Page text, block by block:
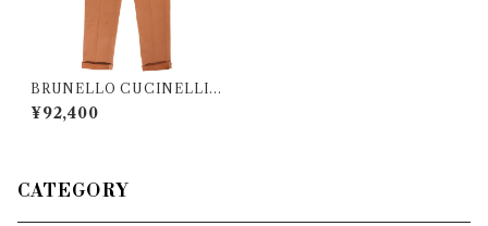
BRUNELLO CUCINELLI
（ブルネロクチネリ） パンツ 09
S2524 27361
¥92,400
CATEGORY